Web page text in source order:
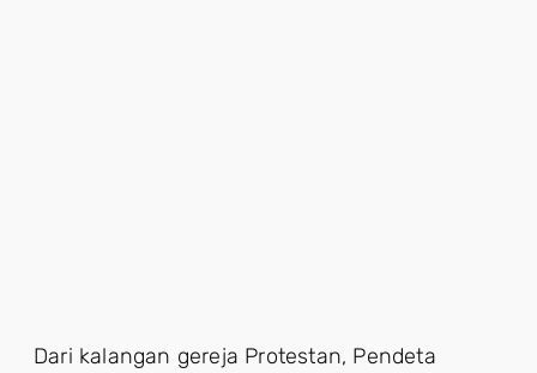
Dari kalangan gereja Protestan, Pendeta